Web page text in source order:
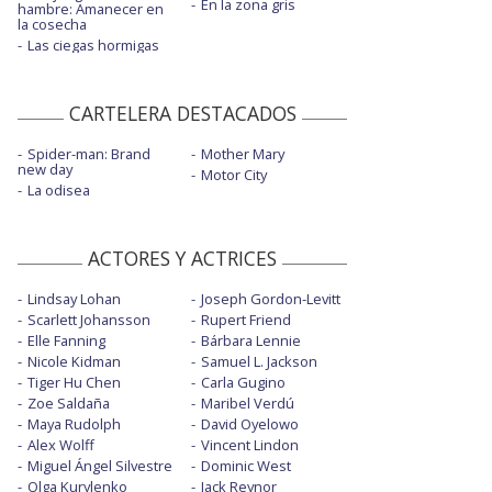
hambre: Amanecer en
la cosecha
Las ciegas hormigas
En la zona gris
CARTELERA DESTACADOS
Spider-man: Brand
new day
La odisea
Mother Mary
Motor City
ACTORES Y ACTRICES
Lindsay Lohan
Scarlett Johansson
Elle Fanning
Nicole Kidman
Tiger Hu Chen
Zoe Saldaña
Maya Rudolph
Alex Wolff
Miguel Ángel Silvestre
Olga Kurylenko
Joseph Gordon-Levitt
Rupert Friend
Bárbara Lennie
Samuel L. Jackson
Carla Gugino
Maribel Verdú
David Oyelowo
Vincent Lindon
Dominic West
Jack Reynor